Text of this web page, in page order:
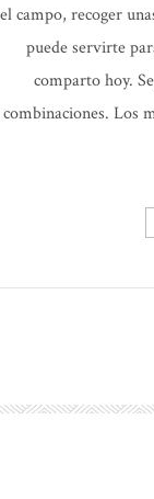
el campo, recoger
puede servirte
comparto hoy.
combinaciones. Los